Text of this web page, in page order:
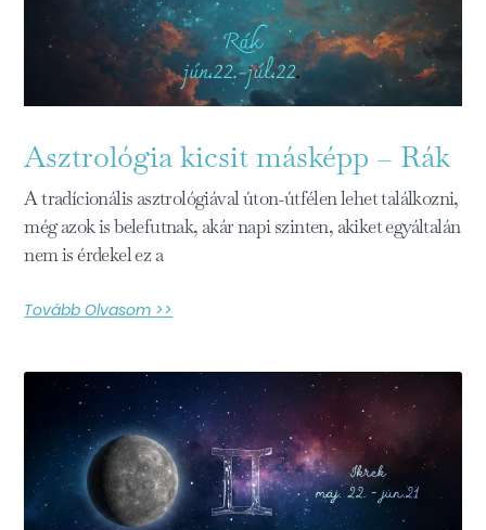
Asztrológia kicsit másképp – Rák
A tradícionális asztrológiával úton-útfélen lehet találkozni,
még azok is belefutnak, akár napi szinten, akiket egyáltalán
nem is érdekel ez a
Tovább Olvasom >>